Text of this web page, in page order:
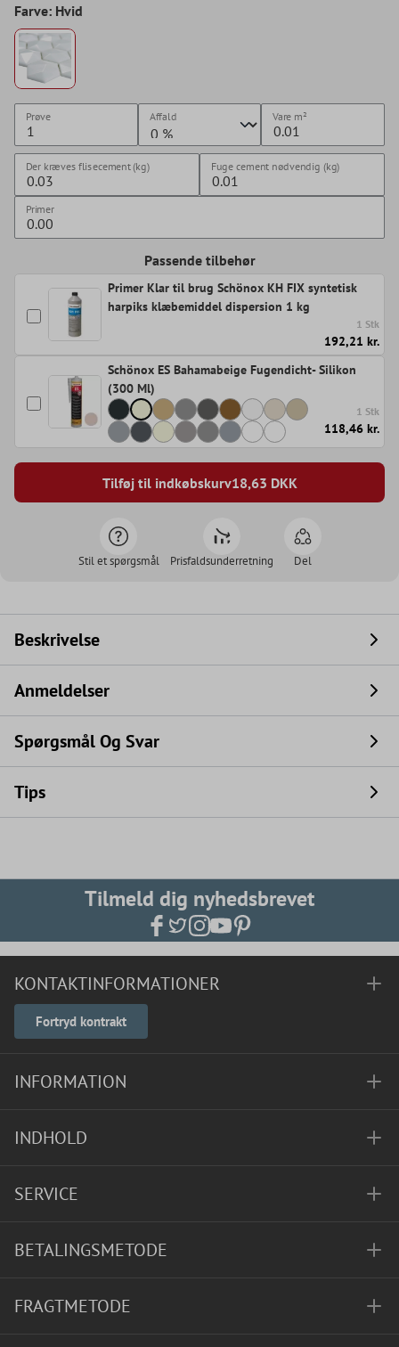
Farve: Hvid
Prøve Affald Vare m²
Der kræves flisecement (kg) Fuge cement nødvendig (kg)
Primer
Passende tilbehør
Primer Klar til brug Schönox KH FIX syntetisk
harpiks klæbemiddel dispersion 1 kg
1 Stk
192,21 kr.
Schönox ES Bahamabeige Fugendicht- Silikon
(300 Ml)
1 Stk
118,46 kr.
Tilføj til indkøbskurv18,63 DKK
Stil et spørgsmål Prisfaldsunderretning Del
Beskrivelse
Anmeldelser
Spørgsmål Og Svar
Tips
Tilmeld dig nyhedsbrevet
KONTAKTINFORMATIONER
Fortryd kontrakt
INFORMATION
INDHOLD
SERVICE
BETALINGSMETODE
FRAGTMETODE